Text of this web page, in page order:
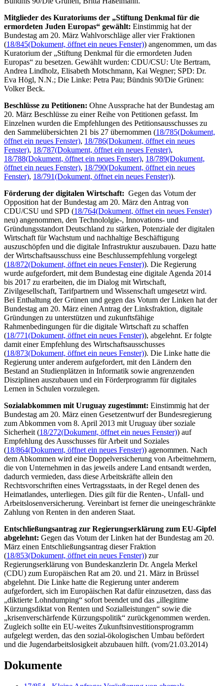
Mitglieder des Kuratoriums der „Stiftung Denkmal für die
ermordeten Juden Europas“ gewählt: Einstimmig hat der
Bundestag am 20. März Wahlvorschläge aller vier Fraktionen
(18/845(Dokument, öffnet ein neues Fenster)) angenommen, um das
Kuratorium der „Stiftung Denkmal für die ermordeten Juden
Europas“ zu besetzen. Gewählt wurden: CDU/CSU: Ute Bertram,
Andrea Lindholz, Elisabeth Motschmann, Kai Wegner; SPD: Dr.
Eva Högl, N.N.; Die Linke: Petra Pau; Bündnis 90/Die Grünen:
Volker Beck.
Beschlüsse zu Petitionen: Ohne Aussprache hat der Bundestag am
20. März Beschlüsse zu einer Reihe von Petitionen gefasst. Im
Einzelnen wurden die Empfehlungen des Petitionsausschusses zu
den Sammelübersichten 21 bis 27 übernommen (18/785(Dokument,
öffnet ein neues Fenster), 18/786(Dokument, öffnet ein neues
Fenster), 18/787(Dokument, öffnet ein neues Fenster),
18/788(Dokument, öffnet ein neues Fenster), 18/789(Dokument,
öffnet ein neues Fenster), 18/790(Dokument, öffnet ein neues
Fenster), 18/791(Dokument, öffnet ein neues Fenster)).
Förderung der digitalen Wirtschaft: Gegen das Votum der
Opposition hat der Bundestag am 20. März den Antrag von
CDU/CSU und SPD (18/764(Dokument, öffnet ein neues Fenster)
neu) angenommen, den Technololgie-, Innovations- und
Gründungsstandort Deutschland zu stärken, Potenziale der digitalen
Wirtschaft für Wachstum und nachhaltige Beschäftigung
auszuschöpfen und die digitale Infrastruktur auszubauen. Dazu hatte
der Wirtschaftsausschuss eine Beschlussempfehlung vorgelegt
(18/872(Dokument, öffnet ein neues Fenster)). Die Regierung
wurde aufgefordert, mit dem Bundestag eine digitale Agenda 2014
bis 2017 zu erarbeiten, die im Dialog mit Wirtschaft,
Zivilgesellschaft, Tarifpartnern und Wissenschaft umgesetzt wird.
Bei Enthaltung der Grünen und gegen das Votum der Linken hat der
Bundestag am 20. März einen Antrag der Linksfraktion, digitale
Gründungen zu unterstützen und zukunftsfähige
Rahmenbedingungen für die digitale Wirtschaft zu schaffen
(18/771(Dokument, öffnet ein neues Fenster)), abgelehnt. Er folgte
damit einer Empfehlung des Wirtschaftsausschusses
(18/873(Dokument, öffnet ein neues Fenster)). Die Linke hatte die
Regierung unter anderem aufgefordert, mit den Ländern den
Bestand an Studienplätzen in Informatik sowie angrenzenden
Disziplinen auszubauen und ein Förderprogramm für digitales
Lernen in Schulen vorzulegen.
Sozialabkommen mit Uruguay zugestimmt: Einstimmig hat der
Bundestag am 20. März einen Gesetzentwurf der Bundesregierung
zum Abkommen vom 8. April 2013 mit Uruguay über soziale
Sicherheit (18/272(Dokument, öffnet ein neues Fenster)) auf
Empfehlung des Ausschusses für Arbeit und Soziales
(18/864(Dokument, öffnet ein neues Fenster)) agenommen. Nach
dem Abkommen wird eine Doppelversicherung von Arbeitnehmern,
die von Unternehmen in das jeweils andere Land entsandt werden,
dadurch vermieden, dass diese Arbeitskräfte allein den
Rechtsvorschriften eines Vertragsstaats, in der Regel denen des
Heimatlandes, unterliegen. Dies gilt für die Renten-, Unfall- und
Arbeitslosenversicherung. Vereinbart ist ferner die uneingeschränkte
Zahlung von Renten in den anderen Staat.
Entschließungsantrag zur Regierungserklärung zum EU-Gipfel
abgelehnt: Gegen das Votum der Linken hat der Bundestag am 20.
März einen Entschließungsantrag dieser Fraktion
(18/853(Dokument, öffnet ein neues Fenster)) zur
Regierungserklärung von Bundeskanzlerin Dr. Angela Merkel
(CDU) zum Europäischen Rat am 20. und 21. März in Brüssel
abgelehnt. Die Linke hatte die Regierung unter anderem
aufgefordert, sich im Europäischen Rat dafür einzusetzen, dass das
„diktierte Lohndumping“ sofort beendet und das „illegitime
Kürzungsdiktat von Renten und Sozialleistungen“ sowie die
„krisenverschärfende Kürzungspolitik“ zurückgenommen werden.
Zugleich sollte ein EU-weites Zukunftsinvestitionsprogramm
aufgelegt werden, das den sozial-ökologischen Umbau befördert
und die Jugendarbeitslosigkeit abzubauen hilft. (vom/21.03.2014)
Dokumente